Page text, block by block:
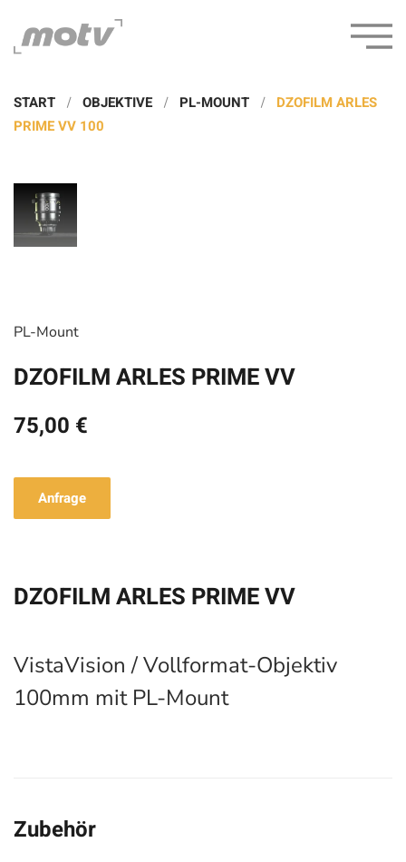
START OBJEKTIVE PL-MOUNT
DZOFILM ARLES
PRIME VV 100
PL-Mount
DZOFILM ARLES PRIME VV
75,00 €
Anfrage
DZOFILM ARLES PRIME VV
VistaVision / Vollformat-Objektiv
100mm mit PL-Mount
Zubehör